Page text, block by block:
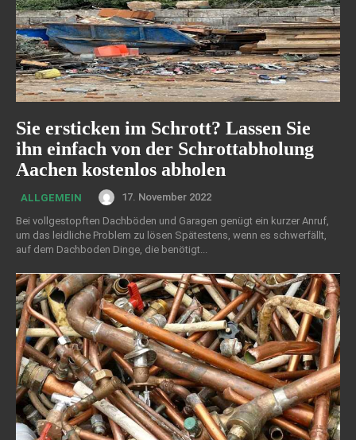
Sie ersticken im Schrott? Lassen Sie
ihn einfach von der Schrottabholung
Aachen kostenlos abholen
ALLGEMEIN
17. November 2022
Bei vollgestopften Dachböden und Garagen genügt ein kurzer Anruf,
um das leidliche Problem zu lösen Spätestens, wenn es schwerfällt,
auf dem Dachboden Dinge, die benötigt...